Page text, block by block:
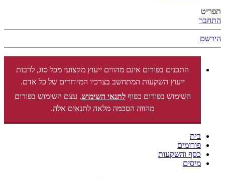
תפריט
התחבר
הירשם
התכנים בפורום אינם מהווים ייעוץ מקצועי מכל סוג, לרבות
ייעוץ השקעות המתחשב בצרכיו המיוחדים של כל אדם.
השימוש בפורום כפוףלתנאי השימוש. עצם השימוש בפורום
מהווה הסכמה מלאה לתנאים אלה.
בית
פורומים
כסף והשקעות
מיסים